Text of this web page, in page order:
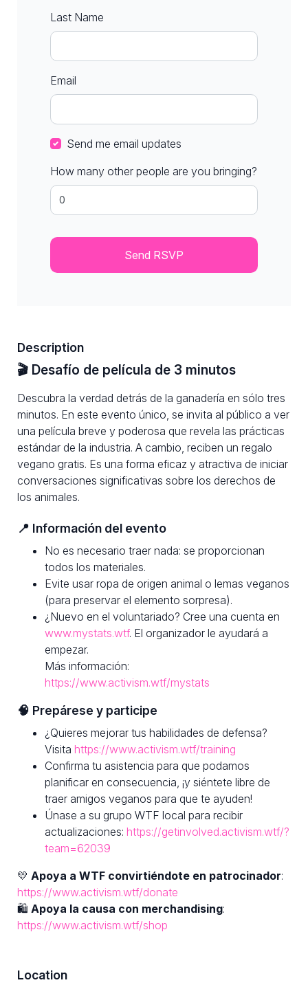
Last Name
Email
Send me email updates
How many other people are you bringing?
Description
🎬 Desafío de película de 3 minutos
Descubra la verdad detrás de la ganadería en sólo tres
minutos. En este evento único, se invita al público a ver
una película breve y poderosa que revela las prácticas
estándar de la industria. A cambio, reciben un regalo
vegano gratis. Es una forma eficaz y atractiva de iniciar
conversaciones significativas sobre los derechos de
los animales.
📍 Información del evento
No es necesario traer nada: se proporcionan
todos los materiales.
Evite usar ropa de origen animal o lemas veganos
(para preservar el elemento sorpresa).
¿Nuevo en el voluntariado? Cree una cuenta en
www.mystats.wtf. El organizador le ayudará a
empezar.
Más información:
https://www.activism.wtf/mystats
🧠 Prepárese y participe
¿Quieres mejorar tus habilidades de defensa?
Visita https://www.activism.wtf/training
Confirma tu asistencia para que podamos
planificar en consecuencia, ¡y siéntete libre de
traer amigos veganos para que te ayuden!
Únase a su grupo WTF local para recibir
actualizaciones: https://getinvolved.activism.wtf/?
team=62039
💛 Apoya a WTF convirtiéndote en patrocinador:
https://www.activism.wtf/donate
🛍 Apoya la causa con merchandising:
https://www.activism.wtf/shop
Location